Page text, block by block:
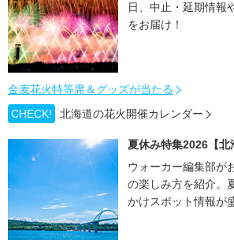
日、中止・延期情報
をお届け！
金麦花火特等席＆グッズが当たる
CHECK!
北海道の花火開催カレンダー
夏休み特集2026【北
ウォーカー編集部が
の楽しみ方を紹介。
かけスポット情報が